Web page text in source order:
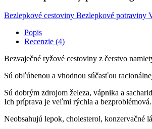
Bezlepkové cestoviny Bezlepkové potraviny
Popis
Recenzie (4)
Bezvaječné ryžové cestoviny z čerstvo
Sú obľúbenou a vhodnou súčasťou
Sú dobrým zdrojom železa, vápnika a
Ich príprava je veľmi rýchla a
Neobsahujú lepok, cholesterol, konzervačné